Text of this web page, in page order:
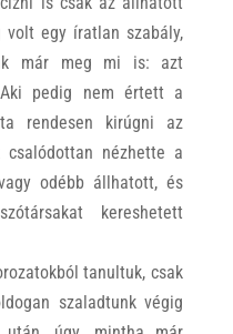
egy íratlan szabály,
már meg mi is: azt
pedig nem értett a
rendesen kirúgni az
nézhette a
odébb állhatott, és
kereshetett
tanultuk, csak
szaladtunk végig